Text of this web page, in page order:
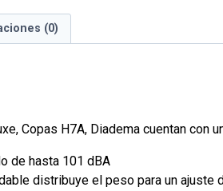
(0)
Copas H7A, Diadema cuentan con
de hasta 101 dBA
distribuye el peso para un ajuste